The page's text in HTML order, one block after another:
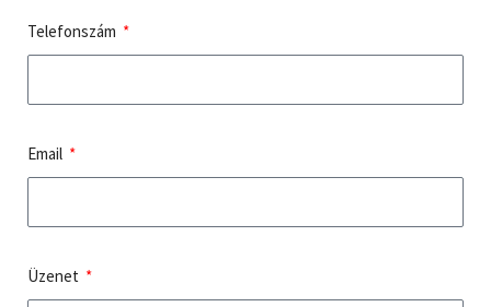
Telefonszám
Email
Üzenet